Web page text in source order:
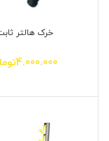
خرک هالتر
4.000.000